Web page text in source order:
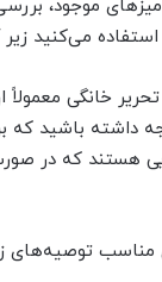
موجود،
می‌کنید زیر
داشته باشید که
هستند که در
مناسب توصیه‌های